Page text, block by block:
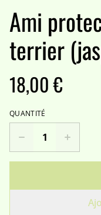
Ami
terrier
18,00 €
QUANTITÉ